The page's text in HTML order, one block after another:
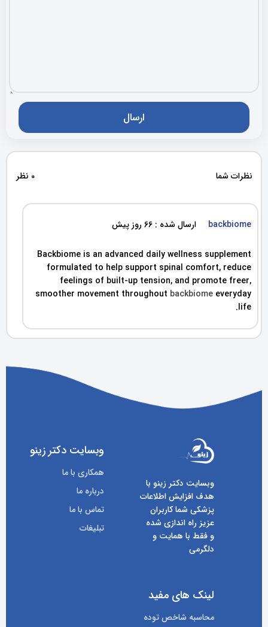
نظرات شما 0 نظر
backbiome ارسال شده : 66 روز پیش
Backbiome is an advanced daily wellness supplement
formulated to help support spinal comfort, reduce
feelings of built-up tension, and promote freer,
smoother movement throughout backbiome everyday
life.
وبسایت دکتر زینو با
هدف افزایش اطلاعات
پزشکی شما کاربران
عزیز راه اندازی شده
و فقط با همایت و
دلگرمی
وبسایت دکتر زینو
همکاری با ما
درباره ما
تماس با ما
تبلیغات
لینک های مفید
محاسبه شاخص توده